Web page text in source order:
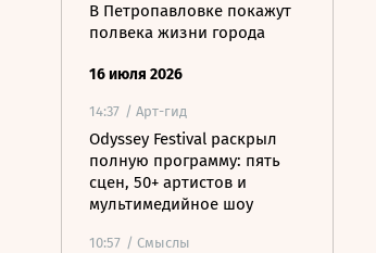
В Петропавловке покажут
полвека жизни города
16 июля 2026
14:37 / Арт-гид
Odyssey Festival раскрыл
полную программу: пять
сцен, 50+ артистов и
мультимедийное шоу
10:57 / Смыслы